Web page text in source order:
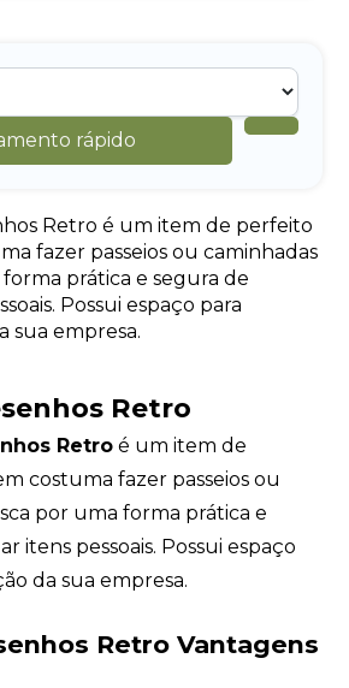
rápido
Retro é um item de perfeito
fazer passeios ou caminhadas
prática e segura de
Possui espaço para
sua empresa.
Retro
Retro é um item de
costuma fazer passeios ou
por uma forma prática e
itens pessoais. Possui espaço
da sua empresa.
Retro Vantagens